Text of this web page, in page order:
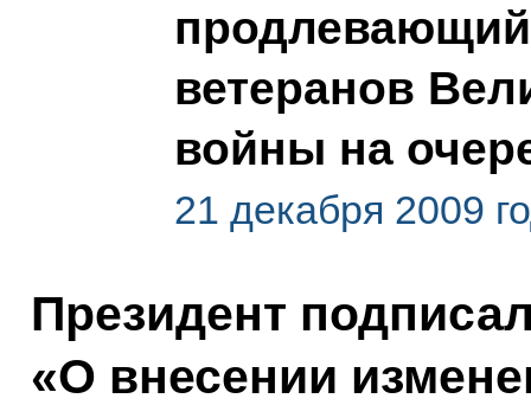
продлевающий
ветеранов
войны на
21 декабря 2009
Президент
«О внесении